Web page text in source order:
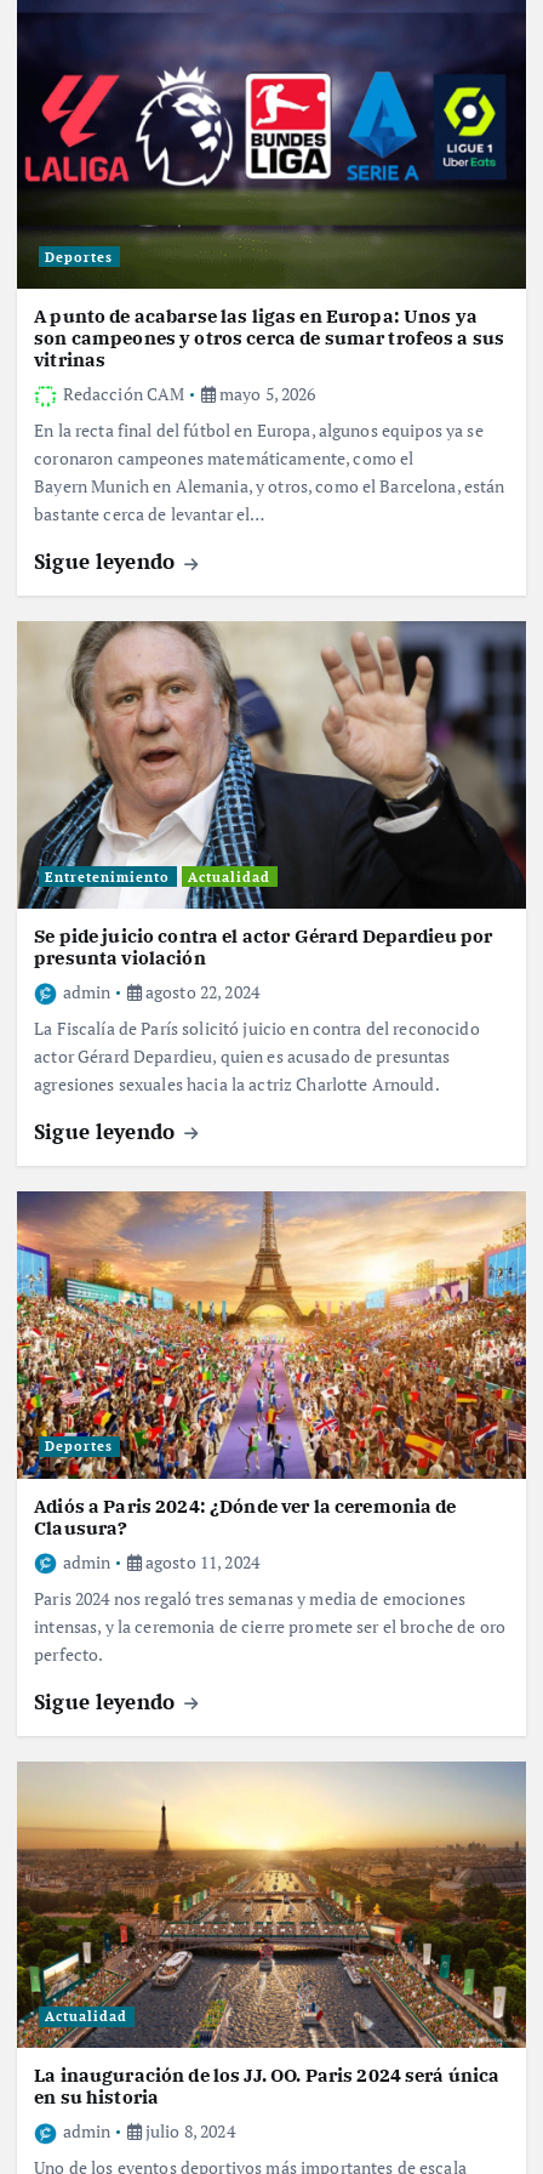
Deportes
A punto de acabarse las ligas en Europa: Unos ya
son campeones y otros cerca de sumar trofeos a sus
vitrinas
Redacción CAM
mayo 5, 2026
En la recta final del fútbol en Europa, algunos equipos ya se
coronaron campeones matemáticamente, como el
Bayern Munich en Alemania, y otros, como el Barcelona, están
bastante cerca de levantar el…
Sigue leyendo
Entretenimiento Actualidad
Se pide juicio contra el actor Gérard Depardieu por
presunta violación
admin
agosto 22, 2024
La Fiscalía de París solicitó juicio en contra del reconocido
actor Gérard Depardieu, quien es acusado de presuntas
agresiones sexuales hacia la actriz Charlotte Arnould.
Sigue leyendo
Deportes
Adiós a Paris 2024: ¿Dónde ver la ceremonia de
Clausura?
admin
agosto 11, 2024
Paris 2024 nos regaló tres semanas y media de emociones
intensas, y la ceremonia de cierre promete ser el broche de oro
perfecto.
Sigue leyendo
Actualidad
La inauguración de los JJ. OO. Paris 2024 será única
en su historia
admin
julio 8, 2024
Uno de los eventos deportivos más importantes de escala